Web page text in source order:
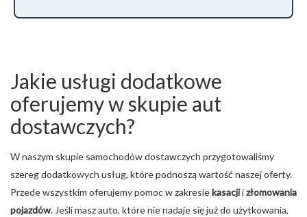
Jakie usługi dodatkowe
oferujemy w skupie aut
dostawczych?
W naszym skupie samochodów dostawczych przygotowaliśmy
szereg dodatkowych usług, które podnoszą wartość naszej oferty.
Przede wszystkim oferujemy pomoc w zakresiekasacjiizłomowania
pojazdów. Jeśli masz auto, które nie nadaje się już do użytkowania,